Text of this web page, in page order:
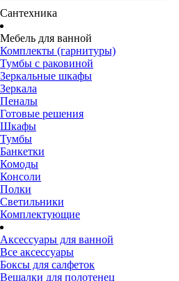
Сантехника
Мебель для ванной
Комплекты (гарнитуры)
Тумбы с раковиной
Зеркальные шкафы
Зеркала
Пеналы
Готовые решения
Шкафы
Тумбы
Банкетки
Комоды
Консоли
Полки
Светильники
Комплектующие
Аксессуары для ванной
Все аксессуары
Боксы для салфеток
Вешалки для полотенец